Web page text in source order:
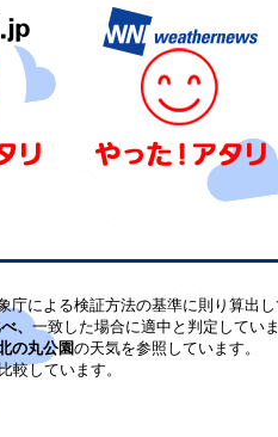
庁による検証方法の基準に則り算出し
、 一致した場合に適中と判定していま
の丸公園の天気を参照しています。
較しています。